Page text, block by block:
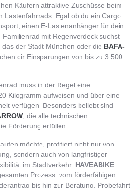
Käufern attraktive Zuschüsse beim
Lastenfahrrads. Egal ob du ein Cargo
einen E-Lastenanhänger für dein
Familienrad mit Regenverdeck suchst –
der Stadt München oder die BAFA-
dir Einsparungen von bis zu 3.500
muss in der Regel eine
Kilogramm aufweisen und über eine
verfügen. Besonders beliebt sind
, die alle technischen
Förderung erfüllen.
möchte, profitiert nicht nur von
sondern auch von langfristiger
im Stadtverkehr. HAVEABIKE
Prozess: vom förderfähigen
bis hin zur Beratung, Probefahrt